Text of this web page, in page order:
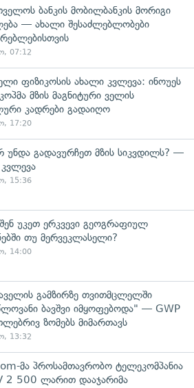
ბანკის მობილბანკის მორიგი
— ახალი შესაძლებლობები
07:12
ფიზიკოსის ახალი კვლევა: ინოუეს
მზის მაგნიტური ველის
კადრები გადაიღო
17:20
გადავურჩეთ მზის სიკვდილს? —
15:36
უკეთ ერკვევი გეოგრაფიულ
თუ მერვეკლასელი?
14:00
გამზირზე თვითმცლელში
ბავშვი იმყოფებოდა" — GWP
ზომებს მიმართავს
13:32
მა პროსამთავრობო ტელეკომპანია
2 500 ლარით დააჯარიმა